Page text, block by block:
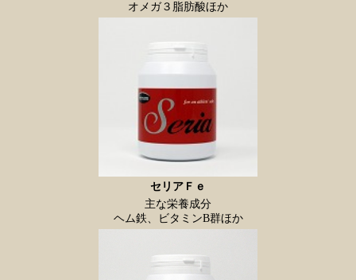
オメガ３脂肪酸ほか
セリアＦｅ
主な栄養成分
ヘム鉄、ビタミンB群ほか